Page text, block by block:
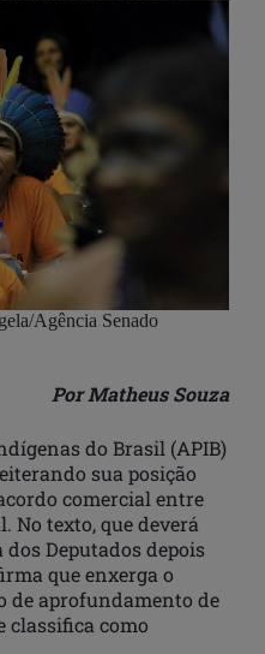
Agência Senado
Por Matheus Souza
do Brasil (APIB)
sua posição
comercial entre
No texto, que deverá
Deputados depois
que enxerga o
de aprofundamento de
classifica como